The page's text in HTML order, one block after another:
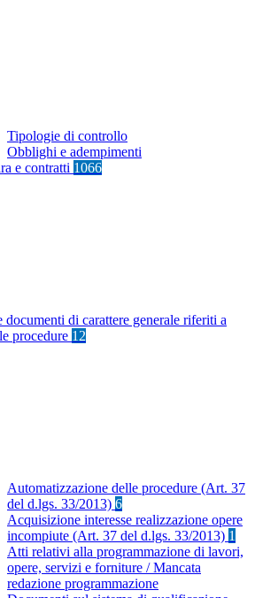
Tipologie di controllo
Obblighi e adempimenti
e contratti 1066
documenti di carattere generale riferiti a
procedure 12
Automatizzazione delle procedure (Art. 37
del d.lgs. 33/2013) 6
Acquisizione interesse realizzazione opere
incompiute (Art. 37 del d.lgs. 33/2013) 1
Atti relativi alla programmazione di lavori,
opere, servizi e forniture / Mancata
redazione programmazione